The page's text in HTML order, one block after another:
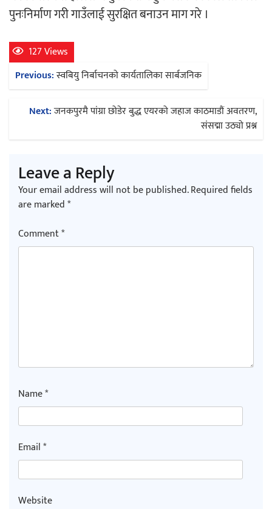
पुनःनिर्माण गरी गाउँलाई सुरक्षित बनाउन माग गरे ।
127 Views
Post
navigation
Previous:स्वबियु निर्बाचनको कार्यतालिका सार्बजनिक
Next:जनकपुरमै पांग्रा छोडेर बुद्ध एयरको जहाज काठमाडौं अवतरण,
संसद्मा उठ्यो प्रश्न
Leave a Reply
Your email address will not be published.Required fields
are marked*
Comment*
Name*
Email*
Website